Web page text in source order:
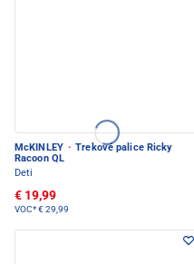
McKINLEY · Trekové palice Ricky
Racoon QL
Deti
€ 19,99
VOC*€ 29,99